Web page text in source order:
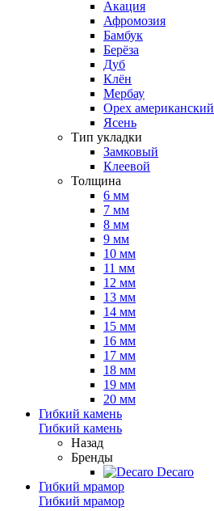
Акация
Афромозия
Бамбук
Берёза
Дуб
Клён
Мербау
Орех американский
Ясень
Тип укладки
Замковый
Клеевой
Толщина
6 мм
7 мм
8 мм
9 мм
10 мм
11 мм
12 мм
13 мм
14 мм
15 мм
16 мм
17 мм
18 мм
19 мм
20 мм
Гибкий камень
Гибкий камень
Назад
Бренды
Decaro
Гибкий мрамор
Гибкий мрамор